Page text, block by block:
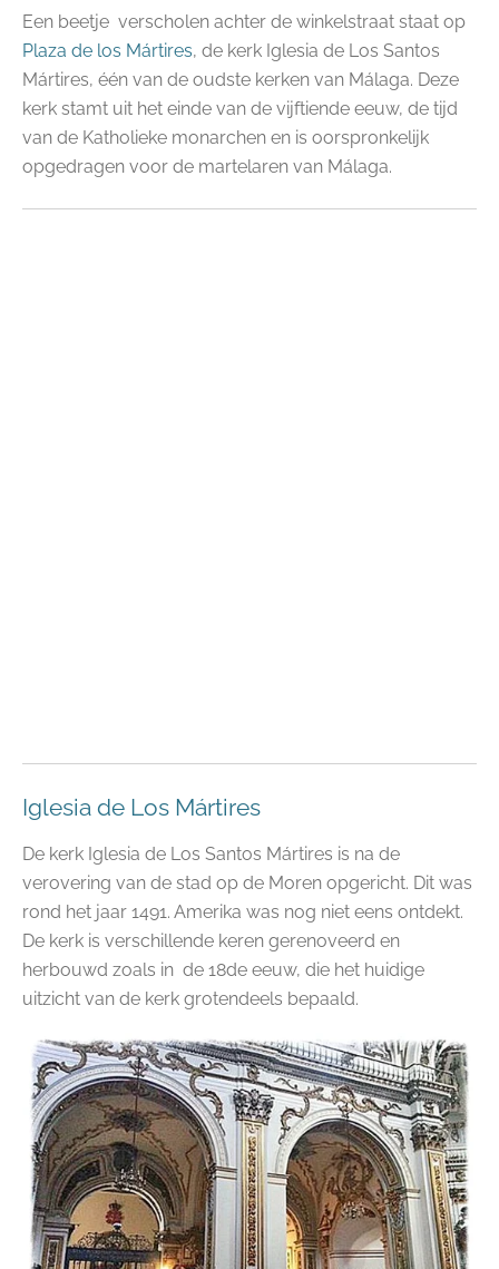
Een beetje verscholen achter de winkelstraat staat op
Plaza de los Mártires, de kerk Iglesia de Los Santos
Mártires, één van de oudste kerken van Málaga. Deze
kerk stamt uit het einde van de vijftiende eeuw, de tijd
van de Katholieke monarchen en is oorspronkelijk
opgedragen voor de martelaren van Málaga.
Iglesia de Los Mártires
De kerk Iglesia de Los Santos Mártires is na de
verovering van de stad op de Moren opgericht. Dit was
rond het jaar 1491. Amerika was nog niet eens ontdekt.
De kerk is verschillende keren gerenoveerd en
herbouwd zoals in de 18de eeuw, die het huidige
uitzicht van de kerk grotendeels bepaald.